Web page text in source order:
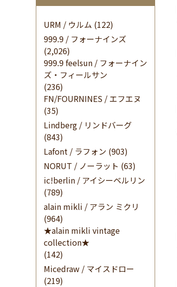
URM / ウルム (122)
999.9 / フォーナインズ
(2,026)
999.9 feelsun / フォーナイン
ズ・フィールサン
(236)
FN/FOURNINES / エフエヌ
(35)
Lindberg / リンドバーグ
(843)
Lafont / ラフォン (903)
NORUT / ノーラット (63)
ic!berlin / アイシーベルリン
(789)
alain mikli / アラン ミクリ
(964)
★alain mikli vintage
collection★
(142)
Micedraw / マイスドロー
(219)